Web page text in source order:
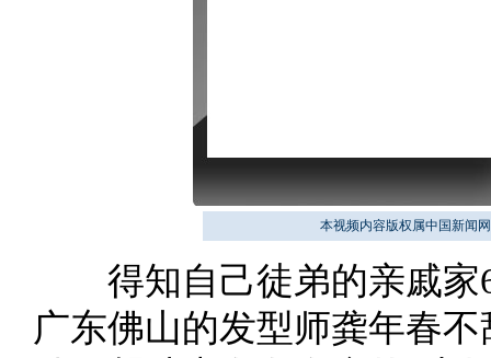
本视频内容版权属中国新闻
得知自己徒弟的亲戚家6
广东佛山的发型师龚年春